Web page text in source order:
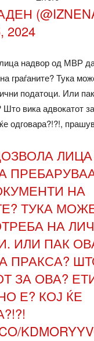
2024
надвор од МВР
граѓаните? Тука
податоци. Или
Што вика адвокатот
одговара?!?!,
НА
ТУКА
НА
ИЛИ ПАК
ПРАКСА?
ЗА ОВА?
Е? КОЈ ЌЕ